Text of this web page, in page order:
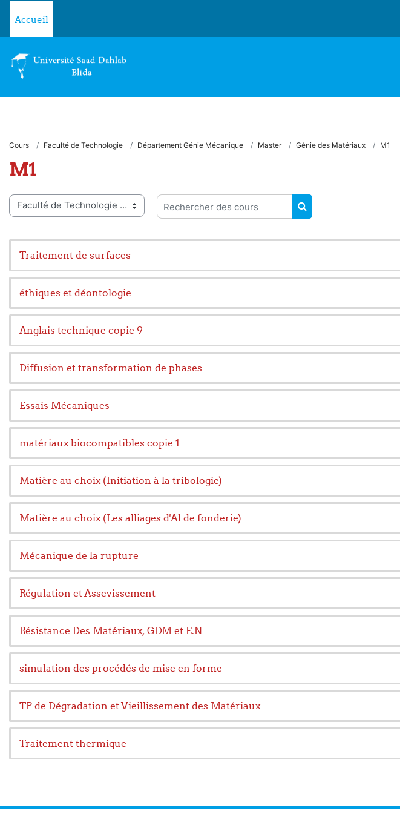
Accueil
Cours Faculté de Technologie Département Génie Mécanique Master Génie des Matériaux M1
M1
de cours
Rechercher des cours
RECHERCHER DES
Traitement de surfaces
éthiques et déontologie
Anglais technique copie 9
Diffusion et transformation de phases
Essais Mécaniques
matériaux biocompatibles copie 1
Matière au choix (Initiation à la tribologie)
Matière au choix (Les alliages d'Al de fonderie)
Mécanique de la rupture
Régulation et Assevissement
Résistance Des Matériaux, GDM et E.N
simulation des procédés de mise en forme
TP de Dégradation et Vieillissement des Matériaux
Traitement thermique